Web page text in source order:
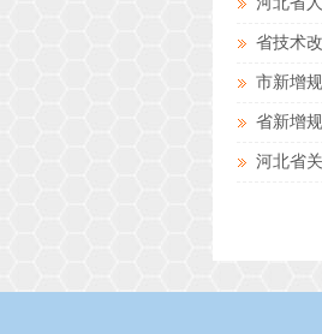
省技术
市新增
省新增
河北省